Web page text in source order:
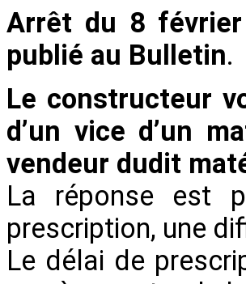
Arrêt du 8
publié au Bulletin.
Le constructeur
d’un vice d’un
vendeur dudit
La réponse est
prescription, une
Le délai de